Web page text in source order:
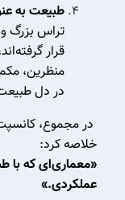
طبیعت به
تراس بزرگ
قرار
منظرین،
در دل
در مجموع،
خلاصه کرد:
«معماری‌ای که با
عملکردی.»